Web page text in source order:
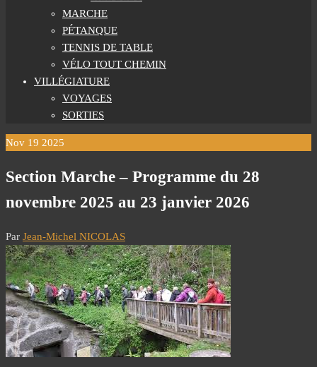
MARCHE
PÉTANQUE
TENNIS DE TABLE
VÉLO TOUT CHEMIN
VILLÉGIATURE
VOYAGES
SORTIES
Nov 19 2025
Section Marche – Programme du 28
novembre 2025 au 23 janvier 2026
Par Jean-Michel NICOLAS